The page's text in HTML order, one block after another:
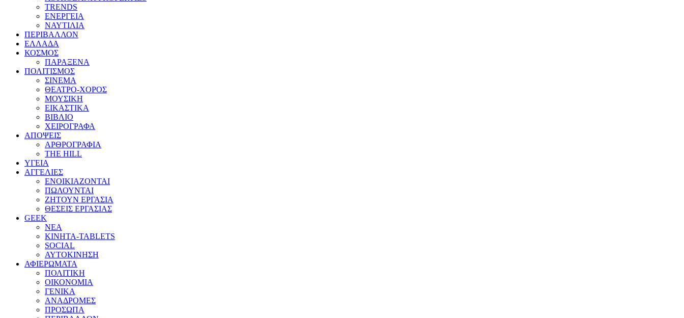
TRENDS
ΕΝΕΡΓΕΙΑ
ΝΑΥΤΙΛΙΑ
ΠΕΡΙΒΑΛΛΟΝ
ΕΛΛΑΔΑ
ΚΟΣΜΟΣ
ΠΑΡΑΞΕΝΑ
ΠΟΛΙΤΙΣΜΟΣ
ΣΙΝΕΜΑ
ΘΕΑΤΡΟ-ΧΟΡΟΣ
ΜΟΥΣΙΚΗ
ΕΙΚΑΣΤΙΚΑ
ΒΙΒΛΙΟ
ΧΕΙΡΟΓΡΑΦΑ
ΑΠΟΨΕΙΣ
ΑΡΘΡΟΓΡΑΦΙΑ
THE HILL
ΥΓΕΙΑ
ΑΓΓΕΛΙΕΣ
ΕΝΟΙΚΙΑΖΟΝΤΑΙ
ΠΩΛΟΥΝΤΑΙ
ΖΗΤΟΥΝ ΕΡΓΑΣΙΑ
ΘΕΣΕΙΣ ΕΡΓΑΣΙΑΣ
GEEK
ΝΕΑ
ΚΙΝΗΤΑ-TABLETS
SOCIAL
ΑΥΤΟΚΙΝΗΣΗ
ΑΦΙΕΡΩΜΑΤΑ
ΠΟΛΙΤΙΚΗ
ΟΙΚΟΝΟΜΙΑ
ΓΕΝΙΚΑ
ΑΝΑΔΡΟΜΕΣ
ΠΡΟΣΩΠΑ